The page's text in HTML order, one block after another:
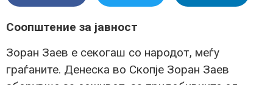
Соопштение за јавност
Зоран Заев е секогаш со народот, меѓу
граѓаните. Денеска во Скопје Зоран Заев